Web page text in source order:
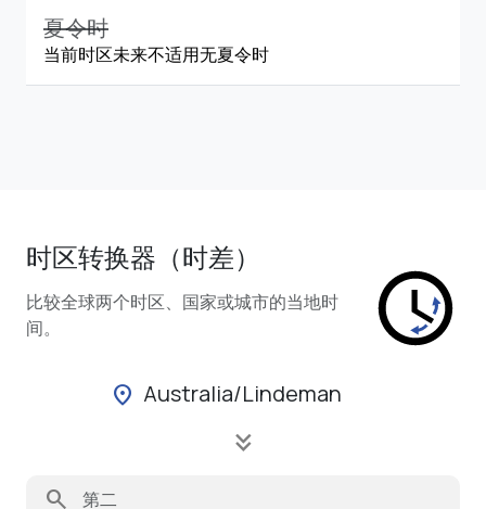
夏令时
当前时区未来不适用无夏令时
时区转换器（时差）
比较全球两个时区、国家或城市的当地时
间。
location_on Australia/Lindeman
keyboard_double_arrow_down
search